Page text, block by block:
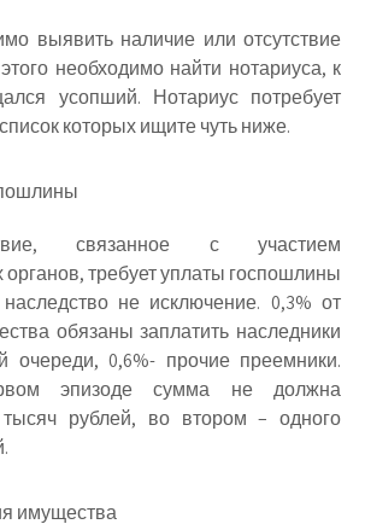
выявить наличие или отсутствие
необходимо найти нотариуса, к
усопший. Нотариус потребует
которых ищите чуть ниже.
связанное с участием
органов, требует уплаты госпошлины
не исключение. 0,3% от
обязаны заплатить наследники
очереди, 0,6%- прочие преемники.
эпизоде сумма не должна
рублей, во втором – одного
имущества